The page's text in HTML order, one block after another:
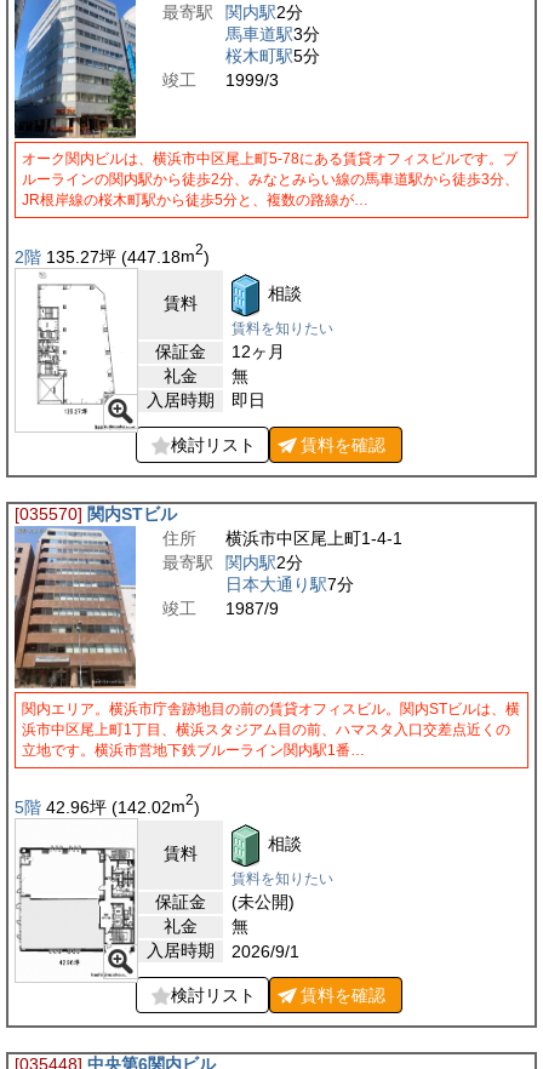
最寄駅
関内駅2分
馬車道駅3分
桜木町駅5分
竣工
1999/3
オーク関内ビルは、横浜市中区尾上町5-78にある賃貸オフィスビルです。ブ
ルーラインの関内駅から徒歩2分、みなとみらい線の馬車道駅から徒歩3分、
JR根岸線の桜木町駅から徒歩5分と、複数の路線が…
2階 135.27坪 (447.18m2)
賃料 相談
賃料を知りたい
保証金
12ヶ月
礼金
無
入居時期
即日
検討リスト 賃料を確認
[035570] 関内STビル
住所
横浜市中区尾上町1-4-1
最寄駅
関内駅2分
日本大通り駅7分
竣工
1987/9
関内エリア。横浜市庁舎跡地目の前の賃貸オフィスビル。関内STビルは、横
浜市中区尾上町1丁目、横浜スタジアム目の前、ハマスタ入口交差点近くの
立地です。横浜市営地下鉄ブルーライン関内駅1番…
5階 42.96坪 (142.02m2)
賃料 相談
賃料を知りたい
保証金
(未公開)
礼金
無
入居時期
2026/9/1
検討リスト 賃料を確認
[035448] 中央第6関内ビル